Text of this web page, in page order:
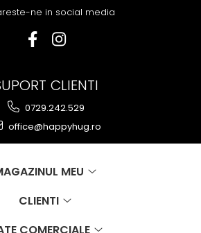
ne in social media
CLIENTI
0729.242.529
office@happyhug.ro
MEU
CLIENTI
COMERCIALE